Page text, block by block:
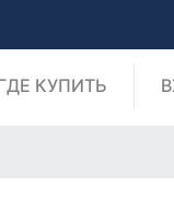
КУПИТЬ